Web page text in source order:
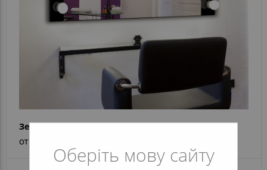
Оберіть мову сайту
Зеркало Hollywood Color
от 4 634 грн